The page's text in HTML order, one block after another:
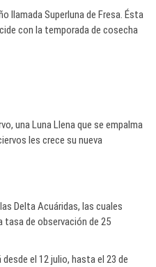
llamada Superluna de Fresa. Ésta
con la temporada de cosecha
una Luna Llena que se empalma
les crece su nueva
Delta Acuáridas, las cuales
tasa de observación de 25
el 12 julio, hasta el 23 de